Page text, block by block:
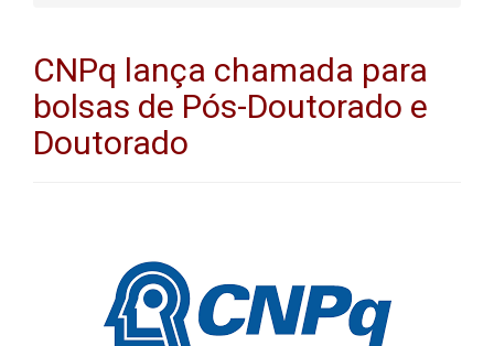
CNPq lança chamada para
bolsas de Pós-Doutorado e
Doutorado